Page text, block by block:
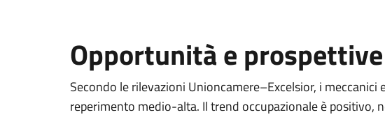
Opportunità e
Secondo le rilevazioni Unioncamere–Excelsior, i
reperimento medio-alta. Il trend occupazionale è positivo,